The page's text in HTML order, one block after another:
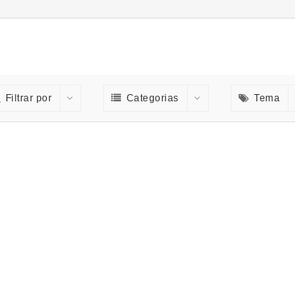
Filtrar por Categorias Tema